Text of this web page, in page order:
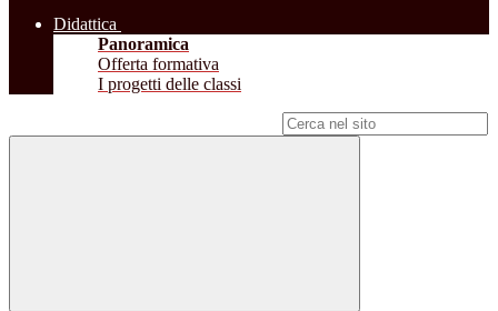
Didattica
Panoramica
Offerta formativa
I progetti delle classi